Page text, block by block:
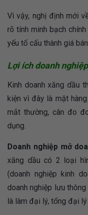
Vì vậy, nghị định mới
rõ tính minh bạch
yếu tố cấu thành giá
Lợi ích doanh nghiệp
Kinh doanh xăng dầu
kiện vì đây là mặt
mắt thường, cân đo
dụng.
Doanh nghiệp mở
xăng dầu có 2 loại
(doanh nghiệp kinh
doanh nghiệp lưu
là làm đại lý, tổng đại